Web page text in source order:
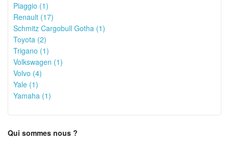
Piaggio (1)
Renault (17)
Schmitz Cargobull Gotha (1)
Toyota (2)
Trigano (1)
Volkswagen (1)
Volvo (4)
Yale (1)
Yamaha (1)
Qui sommes nous ?